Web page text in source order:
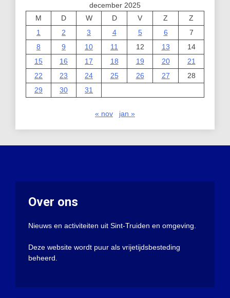
december 2025
M
D W D V Z
Z
1
2 3 4 5 6
7
8
9 10 11 12 13
14
15
16 17 18 19 20
21
22
23 24 25 26 27
28
29
30 31
« nov jan »
Over ons
Nieuws en activiteiten uit Sint-Truiden en omgeving.
Deze website wordt puur als vrijetijdsbesteding
beheerd.